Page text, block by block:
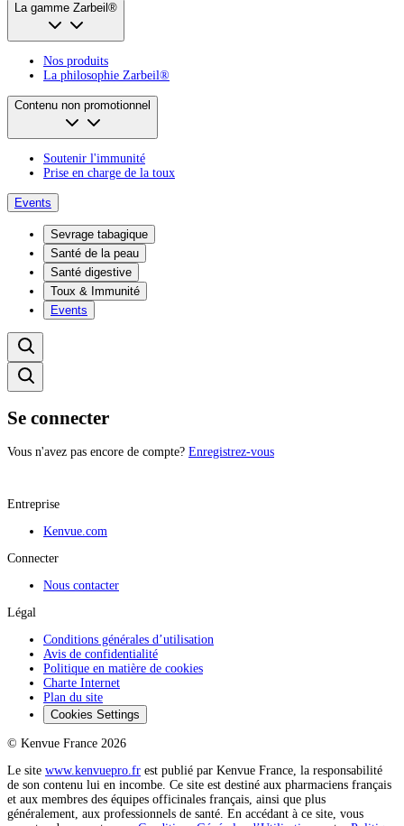
La gamme Zarbeil®
Nos produits
La philosophie Zarbeil®
Contenu non promotionnel
Soutenir l'immunité
Prise en charge de la toux
Events
Sevrage tabagique
Santé de la peau
Santé digestive
Toux & Immunité
Events
Se connecter
Vous n'avez pas encore de compte? Enregistrez-vous
Entreprise
Kenvue.com
Connecter
Nous contacter
Légal
Conditions générales d’utilisation
Avis de confidentialité
Politique en matière de cookies
Charte Internet
Plan du site
Cookies Settings
© Kenvue France 2026
Le site www.kenvuepro.fr est publié par Kenvue France, la responsabilité
de son contenu lui en incombe. Ce site est destiné aux pharmaciens français
et aux membres des équipes officinales français, ainsi que plus
généralement, aux professionnels de santé. En accédant à ce site, vous